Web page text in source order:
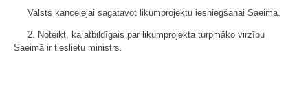
Valsts kancelejai sagatavot likumprojektu iesniegšanai Saeimā.
2. Noteikt, ka atbildīgais par likumprojekta turpmāko virzību
Saeimā ir tieslietu ministrs.